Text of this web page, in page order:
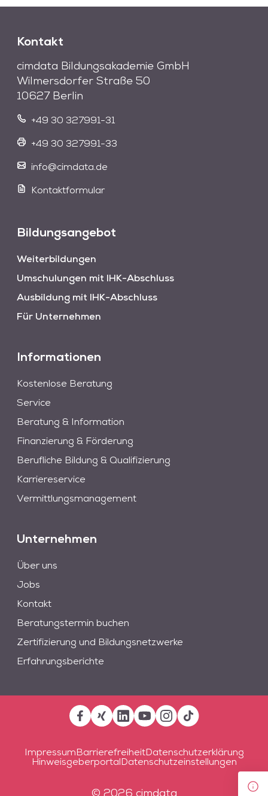
Kontakt
cimdata Bildungsakademie GmbH
Wilmersdorfer Straße 50
10627 Berlin
+49 30 327991-31
+49 30 327991-33
info@cimdata.de
Kontaktformular
Bildungsangebot
Weiterbildungen
Umschulungen mit IHK-Abschluss
Ausbildung mit IHK-Abschluss
Für Unternehmen
Informationen
Kostenlose Beratung
Service
Beratung & Information
Finanzierung & Förderung
Berufliche Bildung & Qualifizierung
Karriereservice
Vermittlungsmanagement
Unternehmen
Über uns
Jobs
Kontakt
Beratungstermin buchen
Zertifizierung und Bildungsnetzwerke
Erfahrungsberichte
ImpressumBarrierefreiheitDatenschutzerklärung
HinweisgeberportalDatenschutzeinstellungen